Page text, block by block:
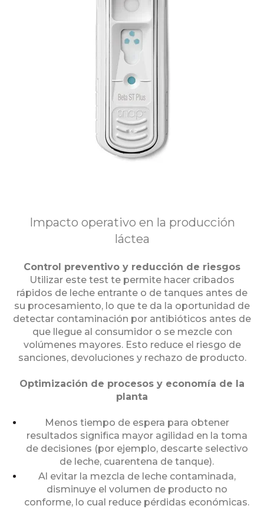
Impacto operativo en la producción
láctea
Control preventivo y reducción de riesgos
Utilizar este test te permite hacer cribados
rápidos de leche entrante o de tanques antes de
su procesamiento, lo que te da la oportunidad de
detectar contaminación por antibióticos antes de
que llegue al consumidor o se mezcle con
volúmenes mayores. Esto reduce el riesgo de
sanciones, devoluciones y rechazo de producto.
Optimización de procesos y economía de la
planta
Menos tiempo de espera para obtener
resultados significa mayor agilidad en la toma
de decisiones (por ejemplo, descarte selectivo
de leche, cuarentena de tanque).
Al evitar la mezcla de leche contaminada,
disminuye el volumen de producto no
conforme, lo cual reduce pérdidas económicas.